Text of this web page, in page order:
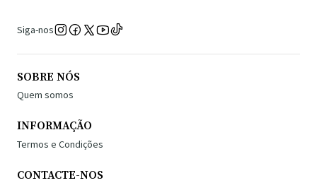
Siga-nos
SOBRE NÓS
Quem somos
INFORMAÇÃO
Termos e Condições
CONTACTE-NOS